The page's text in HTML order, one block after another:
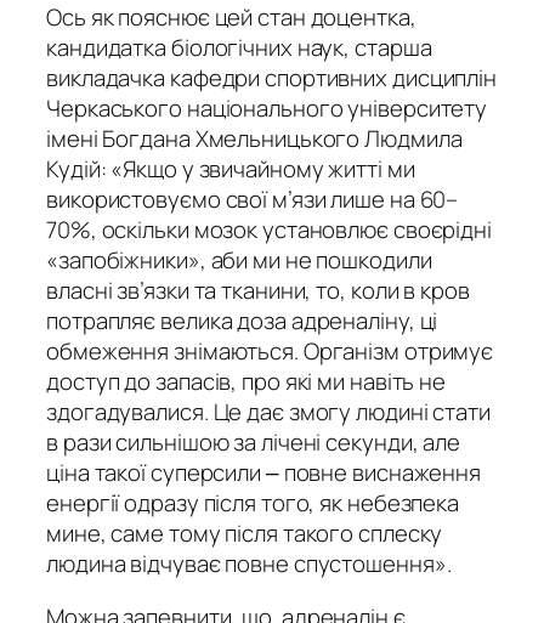
Ось як пояснює цей стан доцентка,
кандидатка біологічних наук, старша
викладачка кафедри спортивних дисциплін
Черкаського національного університету
імені Богдана Хмельницького Людмила
Кудій: «Якщо у звичайному житті ми
використовуємо свої м’язи лише на 60–
70%, оскільки мозок установлює своєрідні
«запобіжники», аби ми не пошкодили
власні зв’язки та тканини, то, коли в кров
потрапляє велика доза адреналіну, ці
обмеження знімаються. Організм отримує
доступ до запасів, про які ми навіть не
здогадувалися. Це дає змогу людині стати
в рази сильнішою за лічені секунди, але
ціна такої суперсили ‒ повне виснаження
енергії одразу після того, як небезпека
мине, саме тому після такого сплеску
людина відчуває повне спустошення».